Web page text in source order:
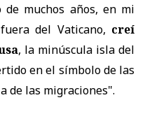
muchos años, en mi
del Vaticano, creí
, la minúscula isla del
en el símbolo de las
de las migraciones".